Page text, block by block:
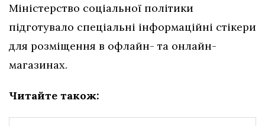
Міністерство соціальної політики
підготувало спеціальні інформаційні стікери
для розміщення в офлайн- та онлайн-
магазинах.
Читайте також: